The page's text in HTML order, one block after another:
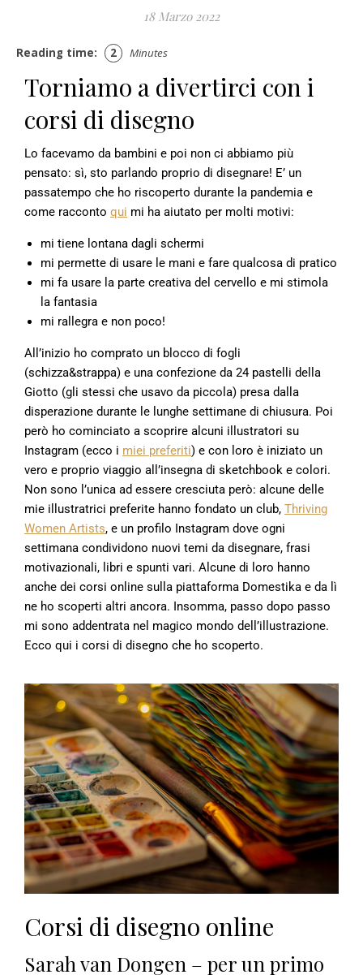
18 Marzo 2022
Reading time: 2 Minutes
Torniamo a divertirci con i
corsi di disegno
Lo facevamo da bambini e poi non ci abbiamo più
pensato: sì, sto parlando proprio di disegnare! E’ un
passatempo che ho riscoperto durante la pandemia e
come racconto qui mi ha aiutato per molti motivi:
mi tiene lontana dagli schermi
mi permette di usare le mani e fare qualcosa di pratico
mi fa usare la parte creativa del cervello e mi stimola
la fantasia
mi rallegra e non poco!
All’inizio ho comprato un blocco di fogli
(schizza&strappa) e una confezione da 24 pastelli della
Giotto (gli stessi che usavo da piccola) presa dalla
disperazione durante le lunghe settimane di chiusura. Poi
però ho cominciato a scoprire alcuni illustratori su
Instagram (ecco i miei preferiti) e con loro è iniziato un
vero e proprio viaggio all’insegna di sketchbook e colori.
Non sono l’unica ad essere cresciuta però: alcune delle
mie illustratrici preferite hanno fondato un club, Thriving
Women Artists, e un profilo Instagram dove ogni
settimana condividono nuovi temi da disegnare, frasi
motivazionali, libri e spunti vari. Alcune di loro hanno
anche dei corsi online sulla piattaforma Domestika e da lì
ne ho scoperti altri ancora. Insomma, passo dopo passo
mi sono addentrata nel magico mondo dell’illustrazione.
Ecco qui i corsi di disegno che ho scoperto.
Corsi di disegno online
Sarah van Dongen – per un primo